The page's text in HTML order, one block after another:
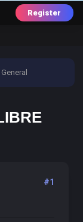
Register
General
#1